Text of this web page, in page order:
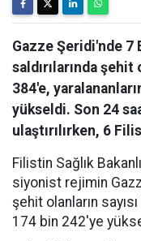
Gazze Şeridi'nde 7
saldırılarında
384'e,
yükseldi. Son 24
ulaştırılırken, 6
Filistin Sağlık
siyonist rejimin
şehit olanların
174 bin 242'ye